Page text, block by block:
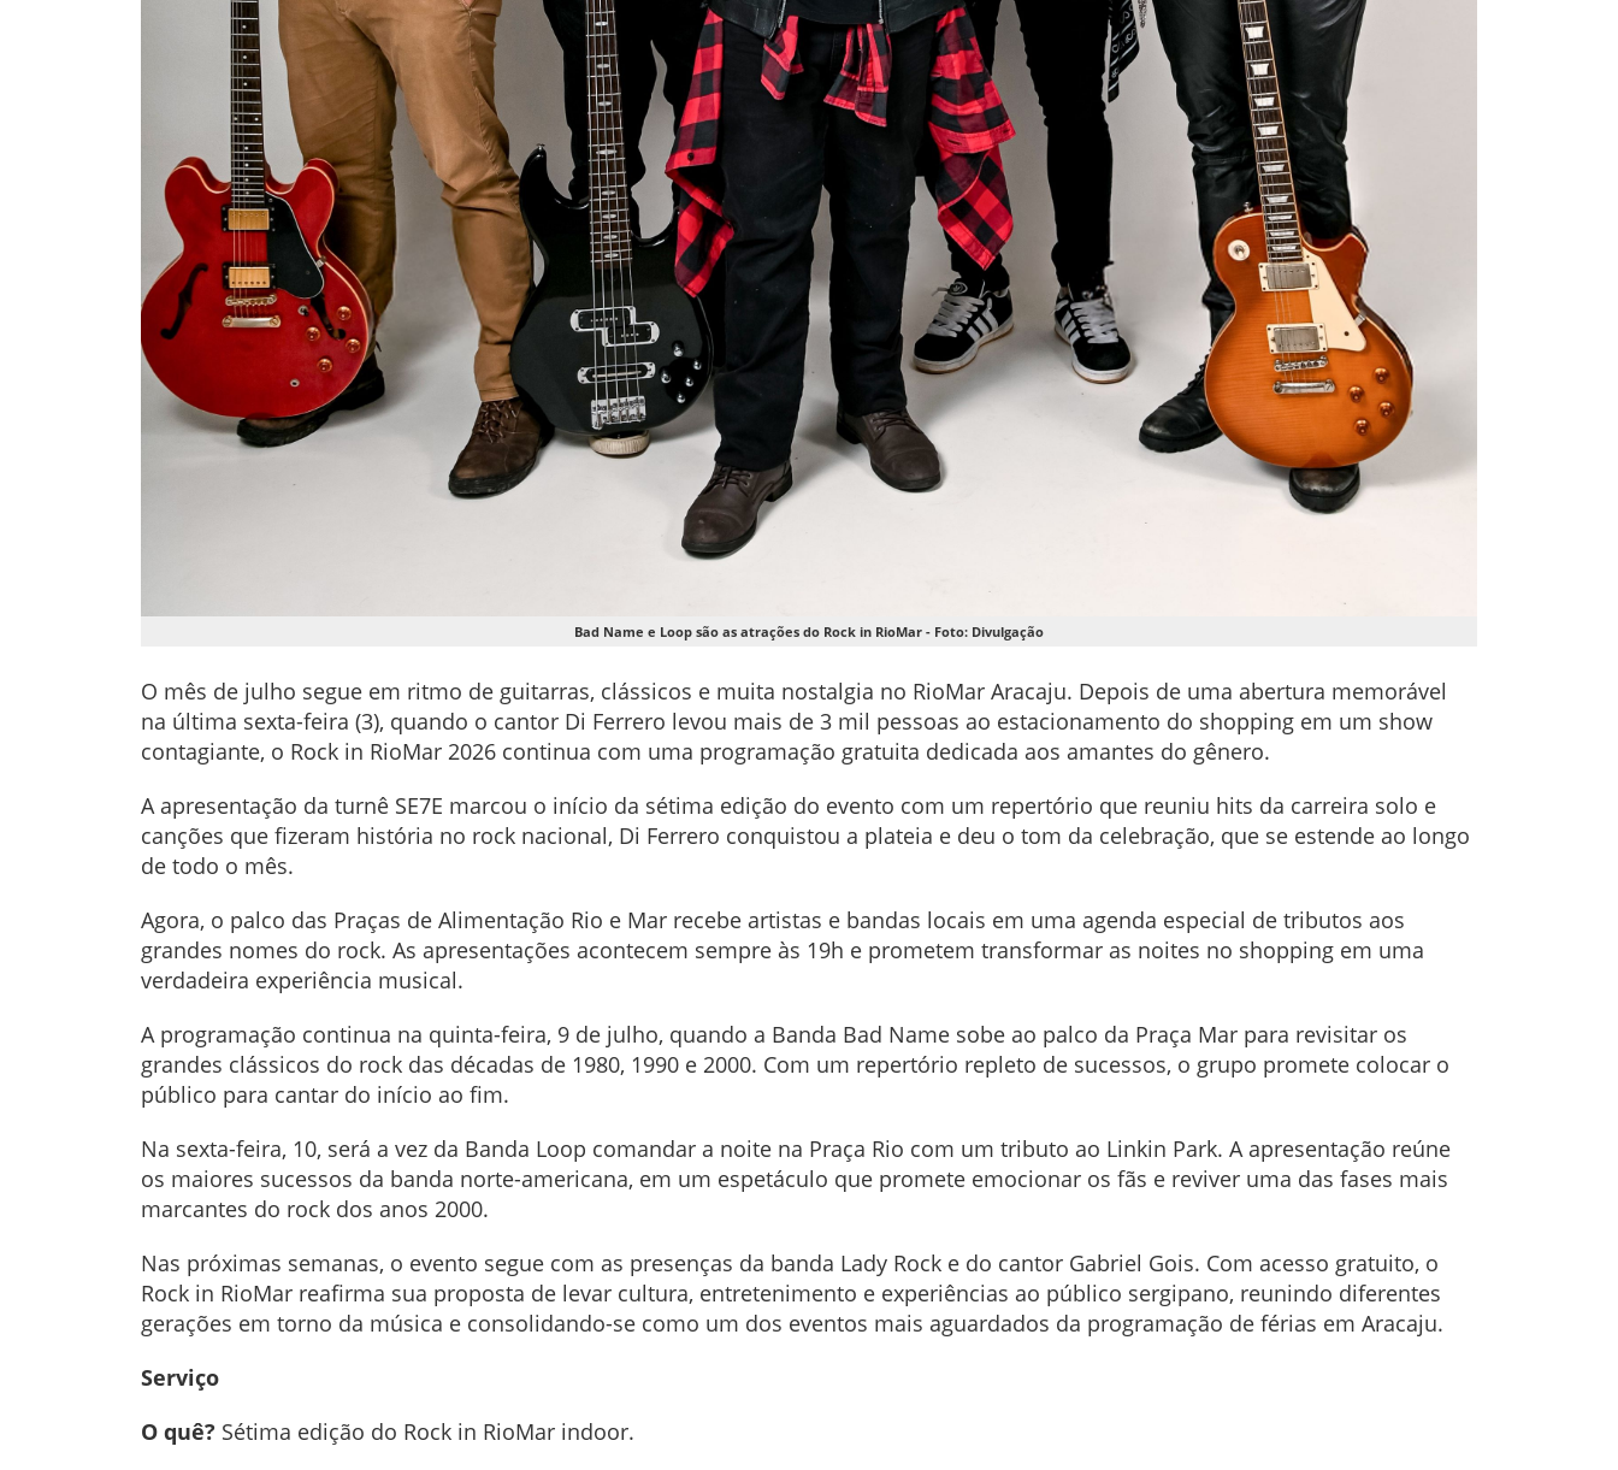
Bad Name e Loop são as atrações do Rock in RioMar - Foto: Divulgação
O mês de julho segue em ritmo de guitarras, clássicos e muita nostalgia no RioMar Aracaju. Depois de uma abertura memorável
na última sexta-feira (3), quando o cantor Di Ferrero levou mais de 3 mil pessoas ao estacionamento do shopping em um show
contagiante, o Rock in RioMar 2026 continua com uma programação gratuita dedicada aos amantes do gênero.
A apresentação da turnê SE7E marcou o início da sétima edição do evento com um repertório que reuniu hits da carreira solo e
canções que fizeram história no rock nacional, Di Ferrero conquistou a plateia e deu o tom da celebração, que se estende ao longo
de todo o mês.
Agora, o palco das Praças de Alimentação Rio e Mar recebe artistas e bandas locais em uma agenda especial de tributos aos
grandes nomes do rock. As apresentações acontecem sempre às 19h e prometem transformar as noites no shopping em uma
verdadeira experiência musical.
A programação continua na quinta-feira, 9 de julho, quando a Banda Bad Name sobe ao palco da Praça Mar para revisitar os
grandes clássicos do rock das décadas de 1980, 1990 e 2000. Com um repertório repleto de sucessos, o grupo promete colocar o
público para cantar do início ao fim.
Na sexta-feira, 10, será a vez da Banda Loop comandar a noite na Praça Rio com um tributo ao Linkin Park. A apresentação reúne
os maiores sucessos da banda norte-americana, em um espetáculo que promete emocionar os fãs e reviver uma das fases mais
marcantes do rock dos anos 2000.
Nas próximas semanas, o evento segue com as presenças da banda Lady Rock e do cantor Gabriel Gois. Com acesso gratuito, o
Rock in RioMar reafirma sua proposta de levar cultura, entretenimento e experiências ao público sergipano, reunindo diferentes
gerações em torno da música e consolidando-se como um dos eventos mais aguardados da programação de férias em Aracaju.
Serviço
O quê? Sétima edição do Rock in RioMar indoor.